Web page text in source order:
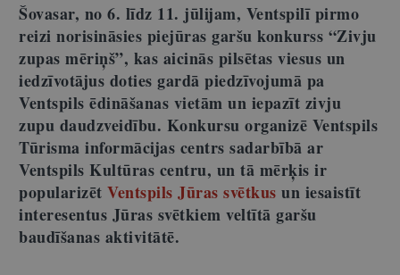
Šovasar, no 6. līdz 11. jūlijam, Ventspilī pirmo
reizi norisināsies piejūras garšu konkurss “Zivju
zupas mēriņš”, kas aicinās pilsētas viesus un
iedzīvotājus doties gardā piedzīvojumā pa
Ventspils ēdināšanas vietām un iepazīt zivju
zupu daudzveidību. Konkursu organizē Ventspils
Tūrisma informācijas centrs sadarbībā ar
Ventspils Kultūras centru, un tā mērķis ir
popularizēt Ventspils Jūras svētkus un iesaistīt
interesentus Jūras svētkiem veltītā garšu
baudīšanas aktivitātē.